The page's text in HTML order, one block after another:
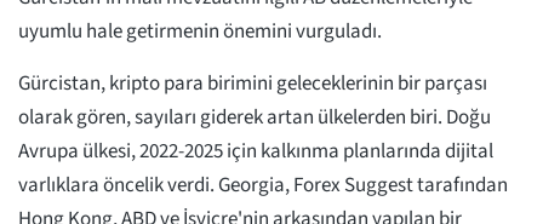
uyumlu hale getirmenin önemini vurguladı.
Gürcistan, kripto para birimini geleceklerinin bir parçası
olarak gören, sayıları giderek artan ülkelerden biri. Doğu
Avrupa ülkesi, 2022-2025 için kalkınma planlarında dijital
varlıklara öncelik verdi. Georgia, Forex Suggest tarafından